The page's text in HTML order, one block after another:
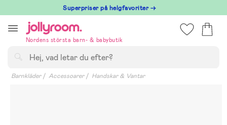
till
innehållet
Superpriser på helgfavoriter →
Nordens största barn- & babybutik
Barnkläder Accessoarer Handskar & Vantar